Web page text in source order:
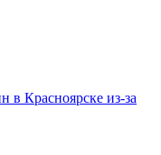
в Красноярске из-за